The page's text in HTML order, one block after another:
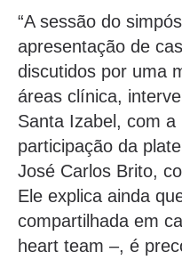
“A sessão do
apresentação de
discutidos por uma
áreas clínica,
Santa Izabel, com a
participação da
José Carlos Brito,
Ele explica ainda
compartilhada em
heart team –, é